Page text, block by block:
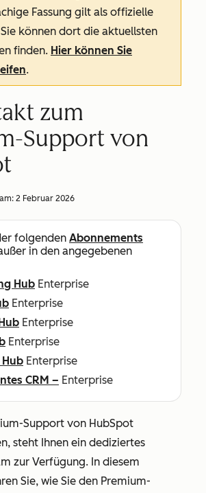
Fassung gilt als offizielle
können dort die aktuellsten
finden. Hier können Sie
.
zum
Support von
2 Februar 2026
folgenden Abonnements
in den angegebenen
Hub Enterprise
Enterprise
Enterprise
Enterprise
Enterprise
CRM – Enterprise
Support von HubSpot
steht Ihnen ein dediziertes
zur Verfügung. In diesem
Sie, wie Sie den Premium-